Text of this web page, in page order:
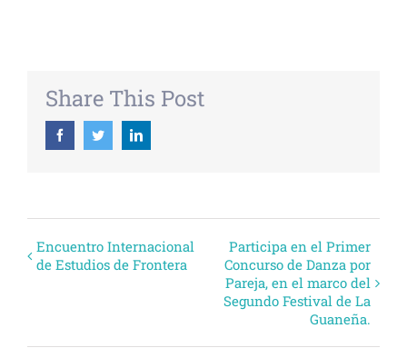
Share This Post
FacebookTwitterLinkedin
Evento
Navegación
Encuentro Internacional
de Estudios de Frontera
Participa en el Primer
Concurso de Danza por
Pareja, en el marco del
Segundo Festival de La
Guaneña.